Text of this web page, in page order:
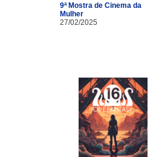
9ª Mostra de Cinema da
Mulher
27/02/2025